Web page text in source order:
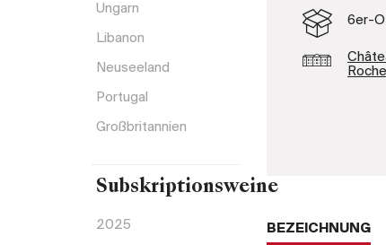
Ungarn
Libanon
Neuseeland
Portugal
Großbritannien
Subskriptionsweine
2025
6er-
BEZEICHNUNG